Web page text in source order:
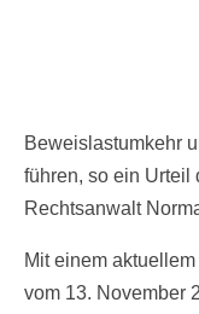
Beweislastumkehr
führen, so ein Urteil
Rechtsanwalt
Mit einem
vom 13. November